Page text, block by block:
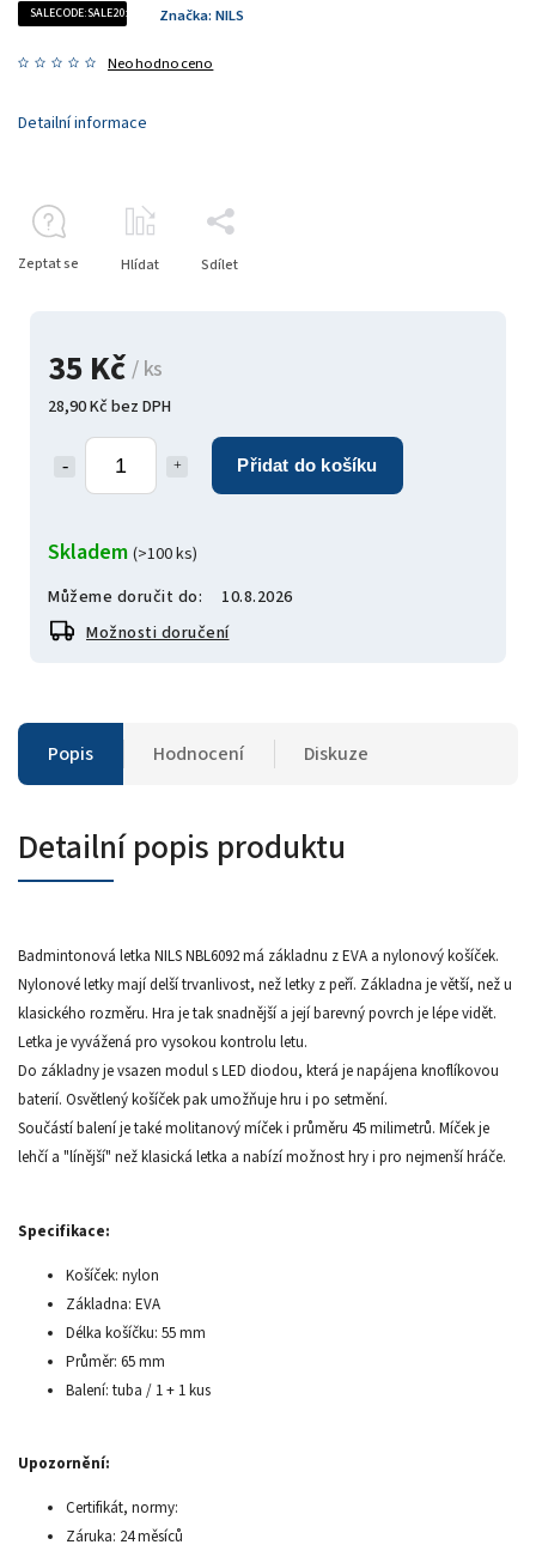
SALECODE:SALE20:20:%
Neohodnoceno
Značka: NILS
35 Kč/ ks
28,90 Kč bez DPH
Přidat do košíku
Skladem (>100 ks)
Můžeme doručit do:
10.8.2026
Možnosti doručení
Detailní informace
Zeptat se Hlídat Sdílet
Popis Hodnocení Diskuze
Detailní popis produktu
Badmintonová letka NILS NBL6092 má základnu z EVA a nylonový košíček.
Nylonové letky mají delší trvanlivost, než letky z peří. Základna je větší, než u
klasického rozměru. Hra je tak snadnější a její barevný povrch je lépe vidět.
Letka je vyvážená pro vysokou kontrolu letu.
Do základny je vsazen modul s LED diodou, která je napájena knoflíkovou
baterií. Osvětlený košíček pak umožňuje hru i po setmění.
Součástí balení je také molitanový míček i průměru 45 milimetrů. Míček je
lehčí a "línější" než klasická letka a nabízí možnost hry i pro nejmenší hráče.
Specifikace:
Košíček: nylon
Základna: EVA
Délka košíčku: 55 mm
Průměr: 65 mm
Balení: tuba / 1 + 1 kus
Upozornění:
Certifikát, normy:
Záruka: 24 měsíců